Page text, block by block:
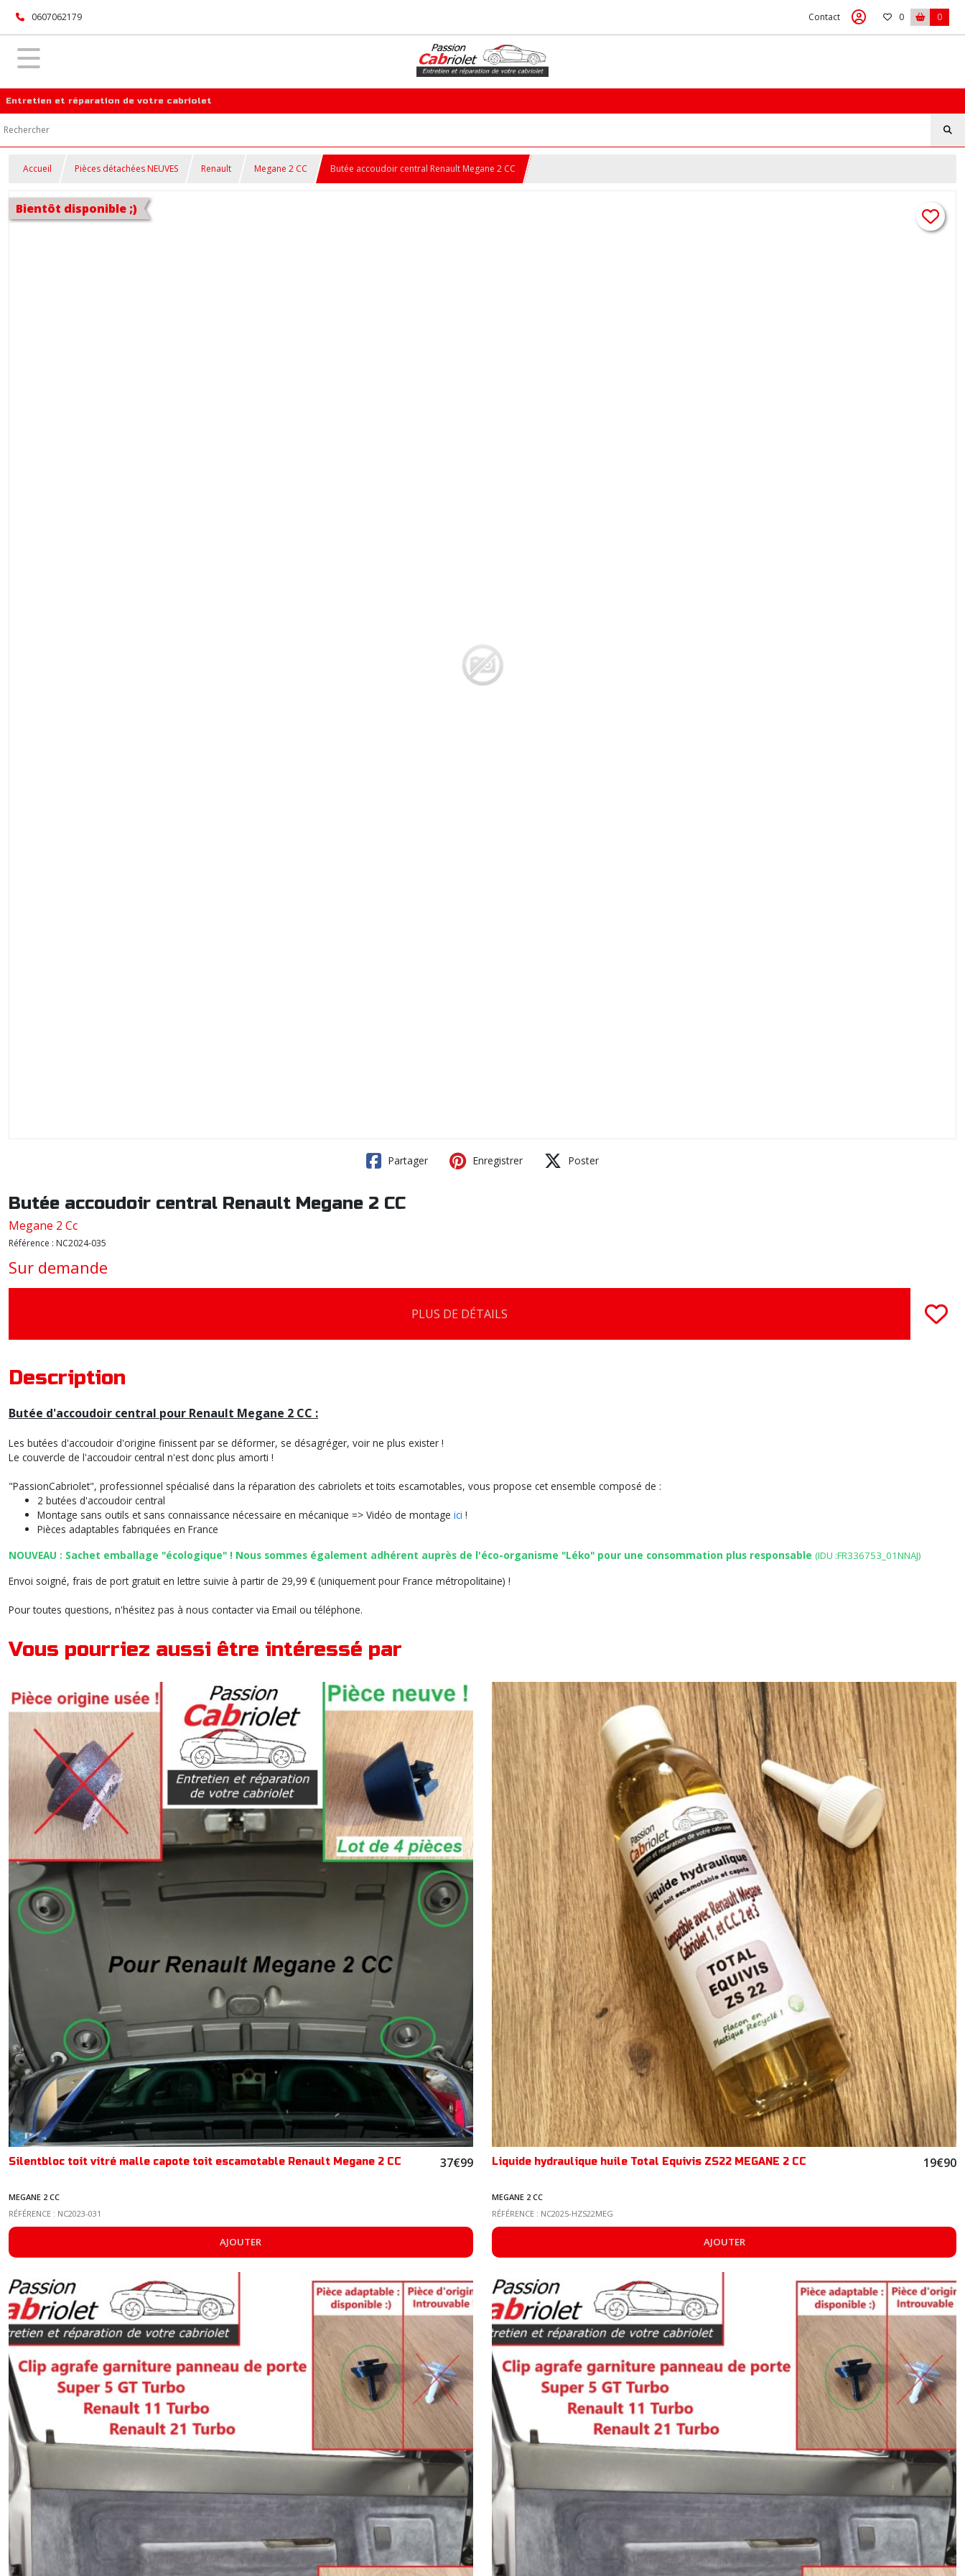
0607062179 Contact 0 0
Entretien et réparation de votre cabriolet
Accueil Pièces détachées NEUVES Renault Megane 2 CC Butée accoudoir central Renault Megane 2 CC
Bientôt disponible ;)
Partager Enregistrer Poster
Butée accoudoir central Renault Megane 2 CC
Megane 2 Cc
Référence : NC2024-035
Sur demande
PLUS DE DÉTAILS
Description
Butée d'accoudoir central pour Renault Megane 2 CC :
Les butées d'accoudoir d'origine finissent par se déformer, se désagréger, voir ne plus exister !
Le couvercle de l'accoudoir central n'est donc plus amorti !
"PassionCabriolet", professionnel spécialisé dans la réparation des cabriolets et toits escamotables, vous propose cet ensemble composé de :
2 butées d'accoudoir central
Montage sans outils et sans connaissance nécessaire en mécanique => Vidéo de montage ici !
Pièces adaptables fabriquées en France
NOUVEAU : Sachet emballage "écologique" ! Nous sommes également adhérent auprès de l'éco-organisme "Léko" pour une consommation plus responsable (IDU :FR336753_01NNAJ)
Envoi soigné, frais de port gratuit en lettre suivie à partir de 29,99 € (uniquement pour France métropolitaine) !
Pour toutes questions, n'hésitez pas à nous contacter via Email ou téléphone.
Vous pourriez aussi être intéressé par
Silentbloc toit vitré malle capote toit escamotable Renault Megane 2 CC 37€99
MEGANE 2 CC
RÉFÉRENCE : NC2023-031
AJOUTER
Liquide hydraulique huile Total Equivis ZS22 MEGANE 2 CC 19€90
MEGANE 2 CC
RÉFÉRENCE : NC2025-HZS22MEG
AJOUTER